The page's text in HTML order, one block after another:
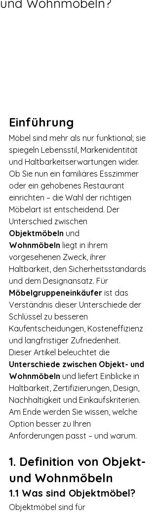
Einführung
Möbel sind mehr als nur funktional; sie
spiegeln Lebensstil, Markenidentität
und Haltbarkeitserwartungen wider.
Ob Sie nun ein familiäres Esszimmer
oder ein gehobenes Restaurant
einrichten – die Wahl der richtigen
Möbelart ist entscheidend. Der
Unterschied zwischen
Objektmöbeln und
Wohnmöbeln liegt in ihrem
vorgesehenen Zweck, ihrer
Haltbarkeit, den Sicherheitsstandards
und dem Designansatz. Für
Möbelgruppeneinkäufer ist das
Verständnis dieser Unterschiede der
Schlüssel zu besseren
Kaufentscheidungen, Kosteneffizienz
und langfristiger Zufriedenheit.
Dieser Artikel beleuchtet die
Unterschiede zwischen Objekt- und
Wohnmöbeln und liefert Einblicke in
Haltbarkeit, Zertifizierungen, Design,
Nachhaltigkeit und Einkaufskriterien.
Am Ende werden Sie wissen, welche
Option besser zu Ihren
Anforderungen passt – und warum.
1. Definition von Objekt-
und Wohnmöbeln
1.1 Was sind Objektmöbel?
Objektmöbel sind für